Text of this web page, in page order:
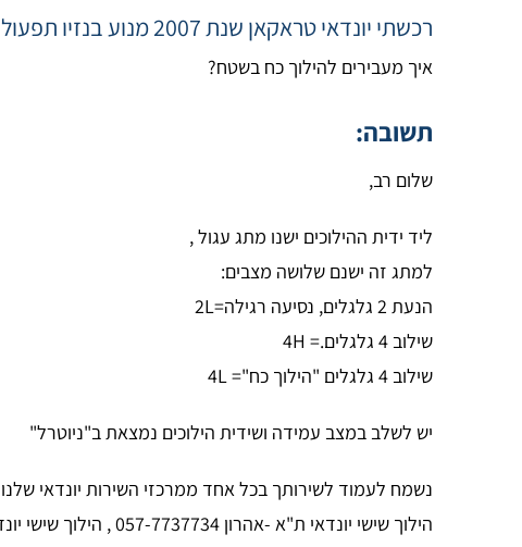
רכשתי יונדאי טראקאן שנת 2007 מנוע בנזיו תפעול הילוך כח בשטח
איך מעבירים להילוך כח בשטח?
תשובה:
שלום רב,
ליד ידית ההילוכים ישנו מתג עגול ,
למתג זה ישנם שלושה מצבים:
הנעת 2 גלגלים, נסיעה רגילה=2L
שילוב 4 גלגלים.= 4H
שילוב 4 גלגלים "הילוך כח"= 4L
יש לשלב במצב עמידה ושידית הילוכים נמצאת ב"ניוטרל"
נשמח לעמוד לשירותך בכל אחד ממרכזי השירות יונדאי
הילוך שישי יונדאי ת"א -אהרון 057-7737734 , הילוך שישי יונדאי ראשל"צ צביקה 057-2231087 , הילוך שישי יונדאי רעננה 057-2240064.